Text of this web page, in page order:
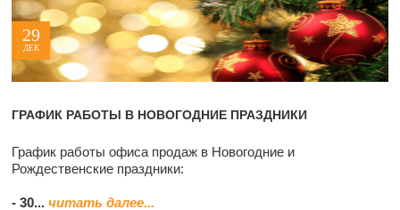
29
ДЕК
ГРАФИК РАБОТЫ В НОВОГОДНИЕ ПРАЗДНИКИ
График работы офиса продаж в Новогодние и
Рождественские праздники:
- 30...читать далее...